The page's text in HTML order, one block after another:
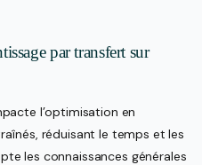
par transfert sur
l’optimisation en
réduisant le temps et les
les connaissances générales